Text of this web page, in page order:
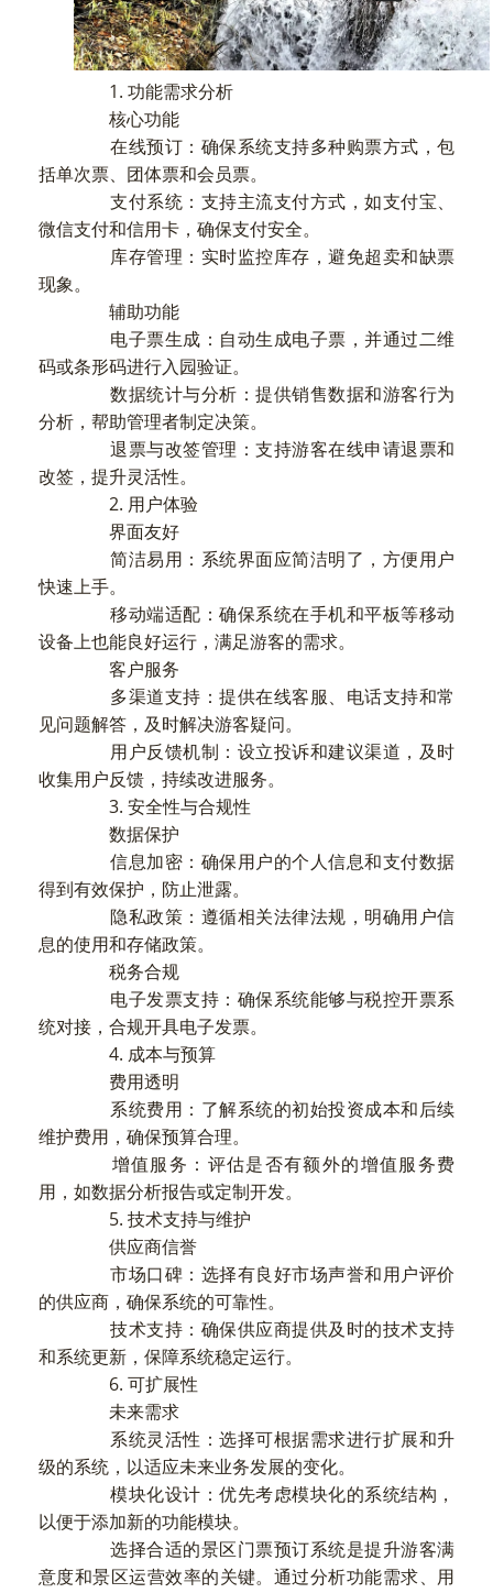
1. 功能需求分析
核心功能
在线预订：确保系统支持多种购票方式，包
括单次票、团体票和会员票。
支付系统：支持主流支付方式，如支付宝、
微信支付和信用卡，确保支付安全。
库存管理：实时监控库存，避免超卖和缺票
现象。
辅助功能
电子票生成：自动生成电子票，并通过二维
码或条形码进行入园验证。
数据统计与分析：提供销售数据和游客行为
分析，帮助管理者制定决策。
退票与改签管理：支持游客在线申请退票和
改签，提升灵活性。
2. 用户体验
界面友好
简洁易用：系统界面应简洁明了，方便用户
快速上手。
移动端适配：确保系统在手机和平板等移动
设备上也能良好运行，满足游客的需求。
客户服务
多渠道支持：提供在线客服、电话支持和常
见问题解答，及时解决游客疑问。
用户反馈机制：设立投诉和建议渠道，及时
收集用户反馈，持续改进服务。
3. 安全性与合规性
数据保护
信息加密：确保用户的个人信息和支付数据
得到有效保护，防止泄露。
隐私政策：遵循相关法律法规，明确用户信
息的使用和存储政策。
税务合规
电子发票支持：确保系统能够与税控开票系
统对接，合规开具电子发票。
4. 成本与预算
费用透明
系统费用：了解系统的初始投资成本和后续
维护费用，确保预算合理。
增值服务：评估是否有额外的增值服务费
用，如数据分析报告或定制开发。
5. 技术支持与维护
供应商信誉
市场口碑：选择有良好市场声誉和用户评价
的供应商，确保系统的可靠性。
技术支持：确保供应商提供及时的技术支持
和系统更新，保障系统稳定运行。
6. 可扩展性
未来需求
系统灵活性：选择可根据需求进行扩展和升
级的系统，以适应未来业务发展的变化。
模块化设计：优先考虑模块化的系统结构，
以便于添加新的功能模块。
选择合适的景区门票预订系统是提升游客满
意度和景区运营效率的关键。通过分析功能需求、用